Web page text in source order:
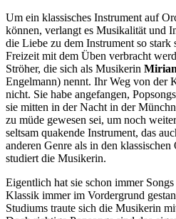
Um ein klassisches Instrument auf
können, verlangt es Musikalität und
die Liebe zu dem Instrument so stark
Freizeit mit dem Üben verbracht
Ströher, die sich als Musikerin
Engelmann) nennt. Ihr Weg von der
nicht. Sie habe angefangen,
sie mitten in der Nacht in der
zu müde gewesen sei, um noch
seltsam quakende Instrument, das
anderen Genre als in den
studiert die Musikerin.
Eigentlich hat sie schon immer
Klassik immer im Vordergrund
Studiums traute sich die Musikerin